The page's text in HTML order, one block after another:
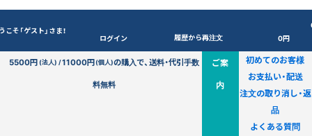
こそ「ゲスト」さま！
ログイン 履歴から再注文
0円
5500円(法人) /11000円(個人)の購入で、送料・代引手数
料無料
ご案
内
初めてのお客様
お支払い・配送
注文の取り消し・返
品
よくある質問